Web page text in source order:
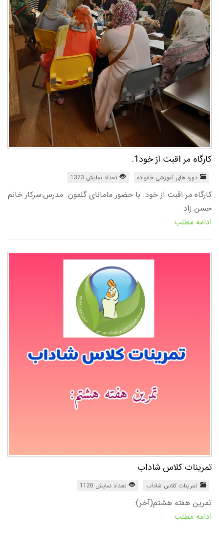
کارگاه مر اقبت از خود1.
دوره های آموزشی خانواده تعداد نمایش 1373
کارگاه مر اقبت از خود. با حضور مامانای گلمون. مدرس:سرکار خانم
حسن زاد
ادامه مطلب
تمرینات کلاس شاداب
تمرینات کلاس شاداب تعداد نمایش 1120
تمرین هفته هشتم(آخر):
ادامه مطلب